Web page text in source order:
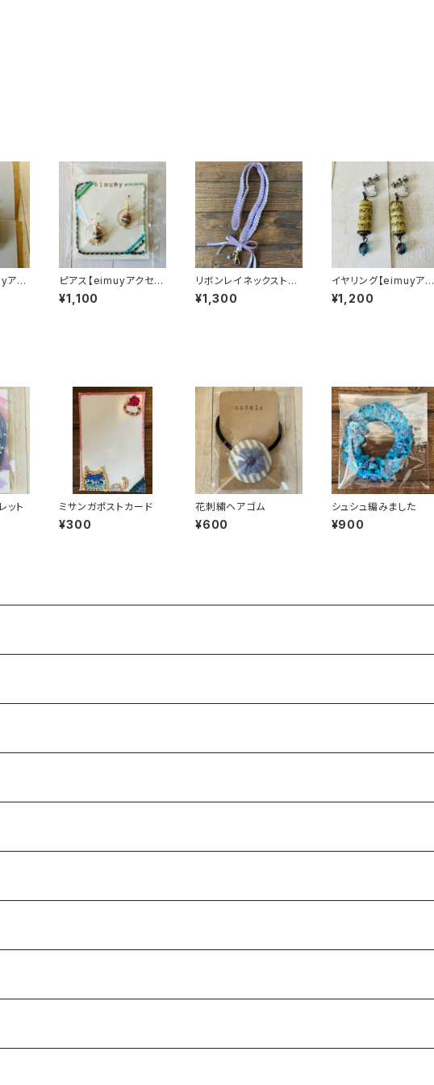
アク
ピアス【eimuyアクセサ
リー部】
¥1,100
リボンレイネックストラ
ップ【eimuyアクセサリ
ー部】
¥1,300
イヤリング【eimuyアク
セサリー部】
¥1,200
ット ミサンガポストカード
¥300
花刺繍ヘアゴム
¥600
シュシュ編みました
¥900